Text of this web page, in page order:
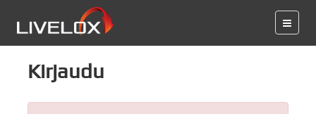
Kirjaudu